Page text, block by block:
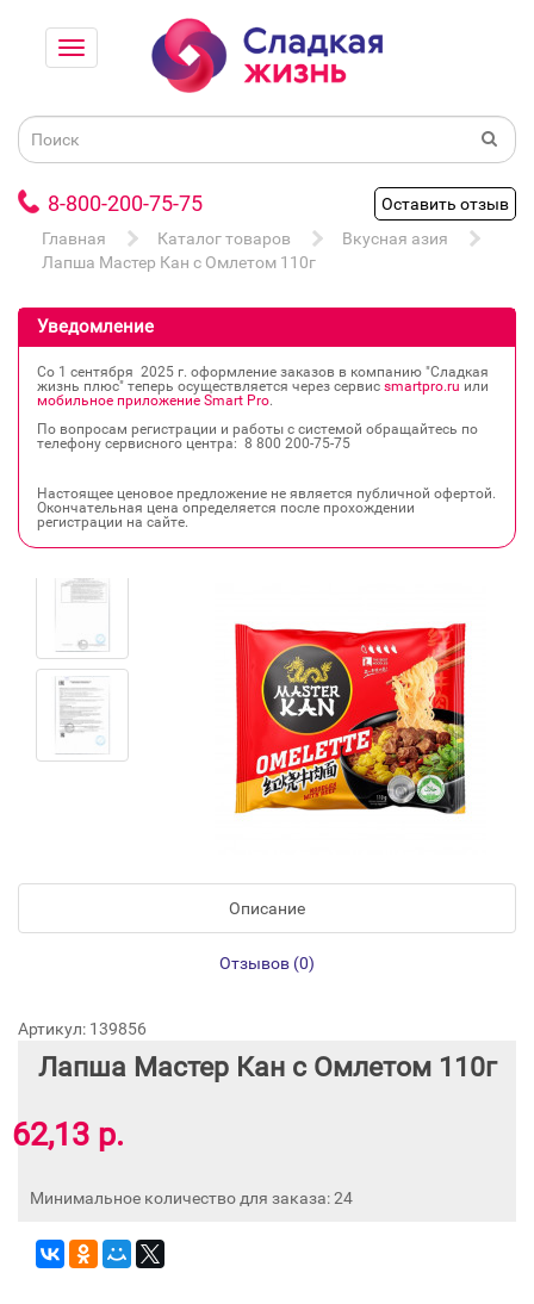
8-800-200-75-75
Оставить отзыв
Главная
Каталог товаров
Вкусная азия
Лапша Мастер Кан с Омлетом 110г
Уведомление
Со 1 сентября 2025 г. оформление заказов в компанию "Сладкая
жизнь плюс" теперь осуществляется через сервис smartpro.ru или
мобильное приложение Smart Pro.
По вопросам регистрации и работы с системой обращайтесь по
телефону сервисного центра: 8 800 200‐75‐75
Настоящее ценовое предложение не является публичной офертой.
Окончательная цена определяется после прохождении
регистрации на сайте.
Описание
Отзывов (0)
Артикул: 139856
Лапша Мастер Кан с Омлетом 110г
62,13 р.
Минимальное количество для заказа: 24